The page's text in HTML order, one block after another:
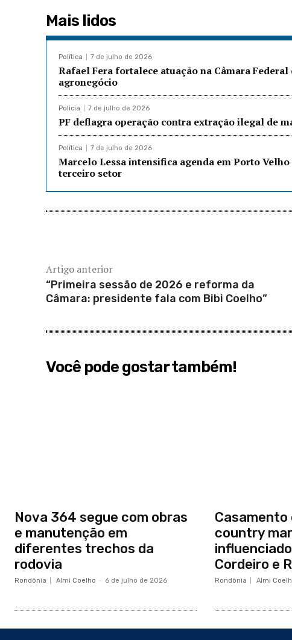
Mais lidos
Política 7 de julho de 2026
Rafael Fera fortalece atuação na Câmara
agronegócio
Policia 7 de julho de 2026
PF deflagra operação contra extração ilegal de
Política 7 de julho de 2026
Marcelo Lessa intensifica agenda em Porto
terceiro setor
Artigo anterior
“Primeira sessão de 2026 e reforma da
Câmara: presidente fala com Bibi Coelho”
Você pode gostar também!
Nova 364 segue com obras
e manutenção em
diferentes trechos da
rodovia
Rondônia Almi Coelho - 6 de julho de 2026
Casamento
country
Cordeiro e
Rondônia Almi